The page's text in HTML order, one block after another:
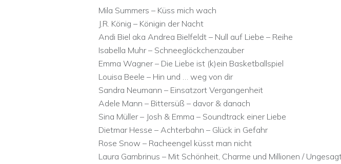
Mila Summers – Küss mich wach
J.R. König – Königin der Nacht
Andi Biel aka Andrea Bielfeldt – Null auf Liebe – Reihe
Isabella Muhr – Schneeglöckchenzauber
Emma Wagner – Die Liebe ist (k)ein Basketballspiel
Louisa Beele – Hin und … weg von dir
Sandra Neumann – Einsatzort Vergangenheit
Adele Mann – Bittersüß – davor & danach
Sina Müller – Josh & Emma – Soundtrack einer Liebe
Dietmar Hesse – Achterbahn – Glück in Gefahr
Rose Snow – Racheengel küsst man nicht
Laura Gambrinus – Mit Schönheit, Charme und Millionen /